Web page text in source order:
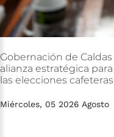
Gobernación de Caldas
alianza estratégica para
las elecciones cafeteras
Miércoles, 05 2026 Agosto